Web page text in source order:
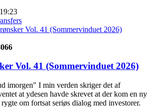
Vol. 41 (Sommervinduet 2026)
Vol. 41 (Sommervinduet 2026)
imorgen" I min verden skriger det af
at ydesen havde skrevet at der kom en ny
om fortsat seriøs dialog med investorer.